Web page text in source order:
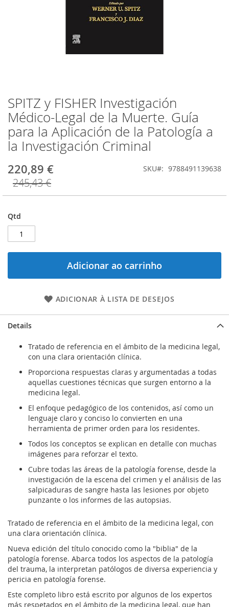
SPITZ y FISHER Investigación
Médico-Legal de la Muerte. Guía
para la Aplicación de la Patología a
la Investigación Criminal
220,89 €
245,43 €
SKU 9788491139638
Qtd
Adicionar ao carrinho
ADICIONAR À LISTA DE DESEJOS
Saltar
para
o
início
da
Galeria
imagens
Details
Tratado de referencia en el ámbito de la medicina legal,
con una clara orientación clínica.
Proporciona respuestas claras y argumentadas a todas
aquellas cuestiones técnicas que surgen entorno a la
medicina legal.
El enfoque pedagógico de los contenidos, así como un
lenguaje claro y conciso lo convierten en una
herramienta de primer orden para los residentes.
Todos los conceptos se explican en detalle con muchas
imágenes para reforzar el texto.
Cubre todas las áreas de la patología forense, desde la
investigación de la escena del crimen y el análisis de las
salpicaduras de sangre hasta las lesiones por objeto
punzante o los informes de las autopsias.
Tratado de referencia en el ámbito de la medicina legal, con
una clara orientación clínica.
Nueva edición del título conocido como la "biblia" de la
patología forense. Abarca todos los aspectos de la patología
del trauma, la interpretan patólogos de diversa experiencia y
pericia en patología forense.
Este completo libro está escrito por algunos de los expertos
más respetados en el ámbito de la medicina legal, que han